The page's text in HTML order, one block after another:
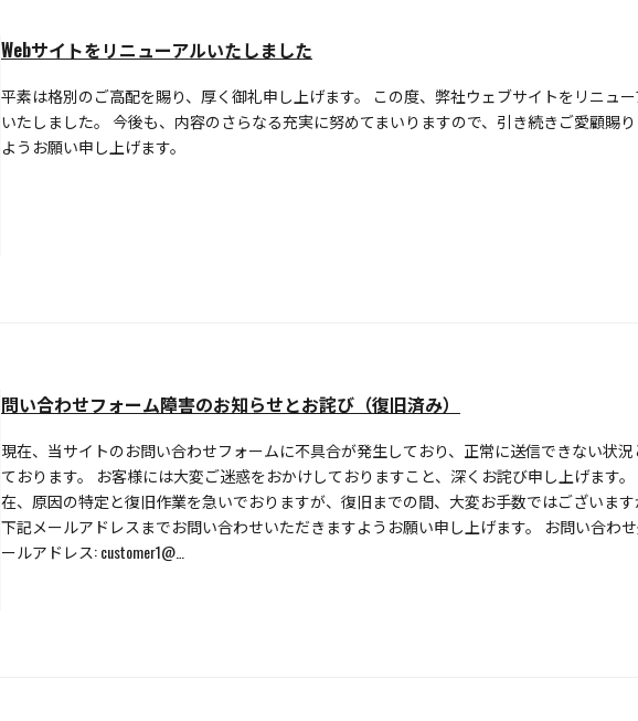
Webサイトをリニューアルいたしました
平素は格別のご高配を賜り、厚く御礼申し上げます。 この度、弊社ウェブサイトをリニュ
いたしました。 今後も、内容のさらなる充実に努めてまいりますので、引き続きご愛顧賜
ようお願い申し上げます。
問い合わせフォーム障害のお知らせとお詫び（復旧済み）
現在、当サイトのお問い合わせフォームに不具合が発生しており、正常に送信できない状況
ております。 お客様には大変ご迷惑をおかけしておりますこと、深くお詫び申し上げます。
在、原因の特定と復旧作業を急いでおりますが、復旧までの間、大変お手数ではございます
下記メールアドレスまでお問い合わせいただきますようお願い申し上げます。 お問い合わ
ールアドレス: customer1@…